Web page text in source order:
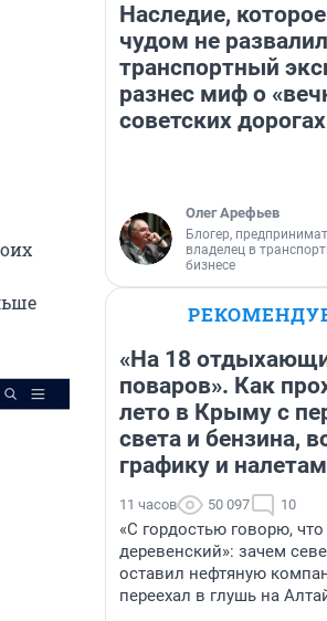
Наследие, которое
чудом не
транспортный
разнес миф о
советских дорогах
Олег Арефьев
Блогер,
владелец в
бизнесе
«На 18
поваров». Как
лето в Крыму с
света и бензина,
графику и
11 часов 50 097 10
«С гордостью говорю, что
деревенский»: зачем
оставил нефтяную
переехал в глушь на